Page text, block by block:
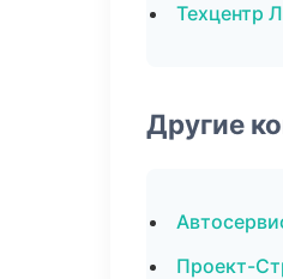
Техцентр
Другие
Проект-